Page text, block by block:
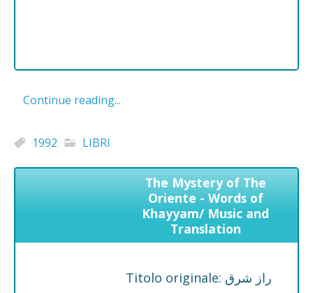
Continue reading...
1992 LIBRI
The Mystery of The
Oriente - Words of
Khayyam/ Music and
Translation
Titolo originale: راز شرق